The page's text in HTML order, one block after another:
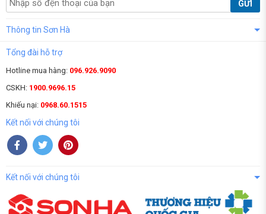
GỬI
Thông tin Sơn Hà
Tổng đài hỗ trợ
Hotline mua hàng: 096.926.9090
CSKH: 1900.9696.15
Khiếu nại: 0968.60.1515
Kết nối với chúng tôi
Kết nối với chúng tôi